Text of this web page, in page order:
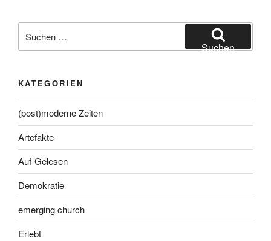
nach:
Suchen
KATEGORIEN
(post)moderne Zeiten
Artefakte
Auf-Gelesen
Demokratie
emerging church
Erlebt